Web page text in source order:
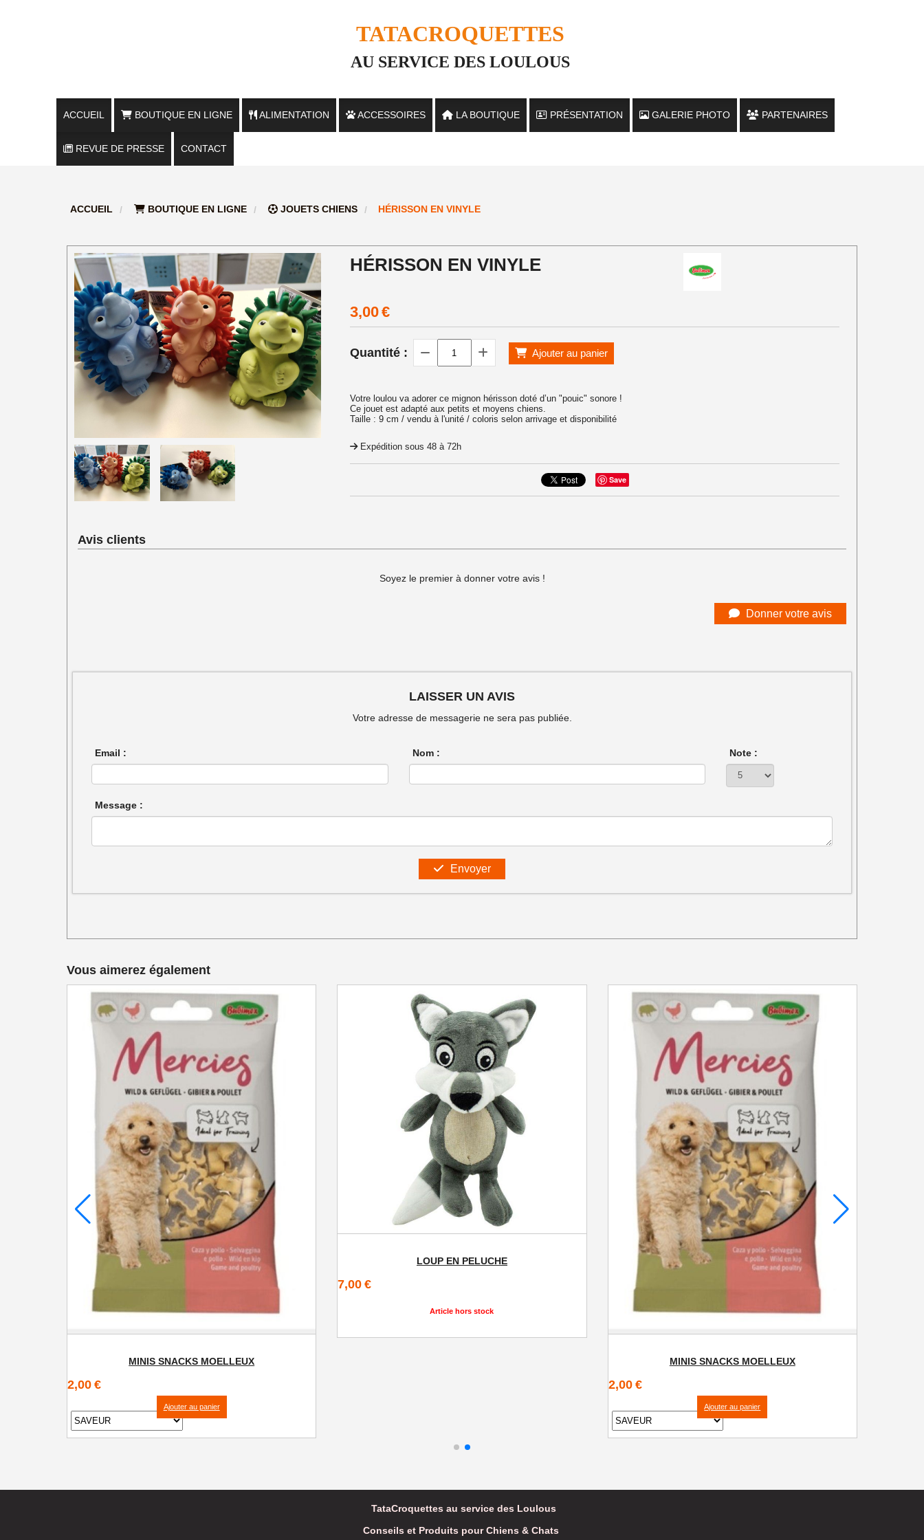
TATACROQUETTES
AU SERVICE DES LOULOUS
ACCUEIL BOUTIQUE EN LIGNE
FRIANDISES CHIENS / VRAC
FRIANDISES CHIENS / MASTICATION
FRIANDISES CHATS
ALIMENTATION NATURELLE CHIENS & CHATS
COMPLÉMENTS ALIMENTAIRES
JOUETS CHIENS
JOUETS CHATS
SELLERIE
HYGIENE & SOIN - ACCESSOIRES - PRET A PORTER
ALIMENTATION ACCESSOIRES LA BOUTIQUE PRÉSENTATION GALERIE PHOTO PARTENAIRES
REVUE DE PRESSE CONTACT
ACCUEIL BOUTIQUE EN LIGNE JOUETS CHIENS HÉRISSON EN VINYLE
HÉRISSON EN VINYLE
3,00€
Quantité : Ajouter au panier
Votre loulou va adorer ce mignon hérisson doté d’un "pouic" sonore !
Ce jouet est adapté aux petits et moyens chiens.
Taille : 9 cm / vendu à l'unité / coloris selon arrivage et disponibilité
Expédition sous 48 à 72h
Save
Avis clients
Soyez le premier à donner votre avis !
Donner votre avis
LAISSER UN AVIS
Votre adresse de messagerie ne sera pas publiée.
Email : Nom : Note :
Message :
Envoyer
Vous aimerez également
MINIS SNACKS MOELLEUX
2,00€
Ajouter au panier
LOUP EN PELUCHE
7,00 €
Article hors stock
MINIS SNACKS MOELLEUX
2,00€
Ajouter au panier
TataCroquettes au service des Loulous
Conseils et Produits pour Chiens & Chats